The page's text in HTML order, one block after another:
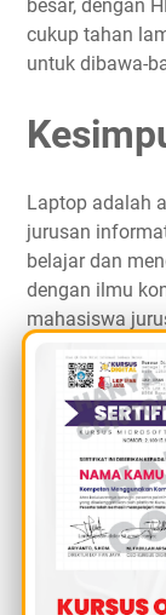
besar, dengan
cukup tahan
untuk dibawa-
Laptop adalah
jurusan
belajar dan
dengan ilmu
mahasiswa
memiliki
bagian
Namun,
tinggi juga
karena itu,
laptop, seperti
Berdasarkan
rekomendasi